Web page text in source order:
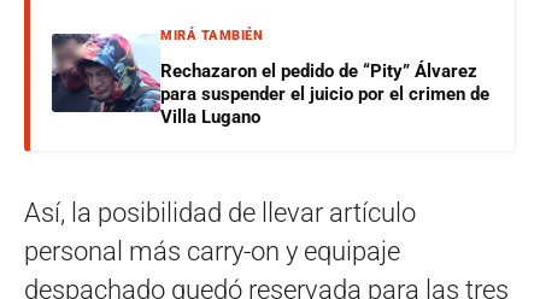
MIRÁ TAMBIÉN
Rechazaron el pedido de “Pity” Álvarez
para suspender el juicio por el crimen de
Villa Lugano
Así, la posibilidad de llevar artículo
personal más carry-on y equipaje
despachado quedó reservada para las tres